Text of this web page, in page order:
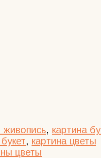
живопись, картина
, картина цветы
цветы